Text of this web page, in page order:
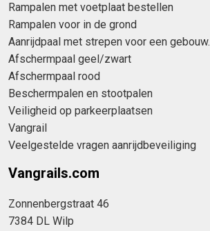
Rampalen met voetplaat bestellen
Rampalen voor in de grond
Aanrijdpaal met strepen voor een gebouw.
Afschermpaal geel/zwart
Afschermpaal rood
Beschermpalen en stootpalen
Veiligheid op parkeerplaatsen
Vangrail
Veelgestelde vragen aanrijdbeveiliging
Vangrails.com
Zonnenbergstraat 46
7384 DL Wilp